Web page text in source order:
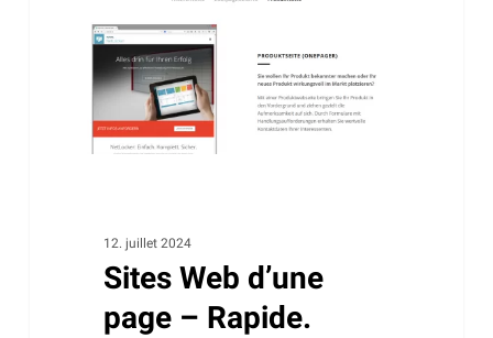
Rapide.
Économique.
Efficace.
12. juillet 2024
Sites Web d’une
page – Rapide.